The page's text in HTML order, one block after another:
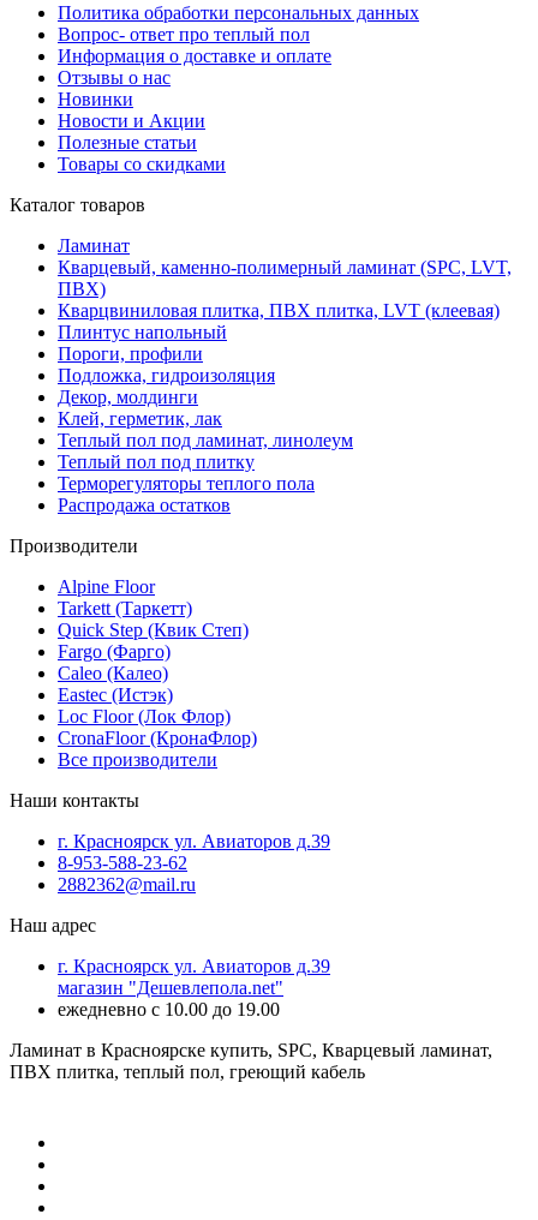
Политика обработки персональных данных
Вопрос- ответ про теплый пол
Информация о доставке и оплате
Отзывы о нас
Новинки
Новости и Акции
Полезные статьи
Товары со скидками
Каталог товаров
Ламинат
Кварцевый, каменно-полимерный ламинат (SPC, LVT,
ПВХ)
Кварцвиниловая плитка, ПВХ плитка, LVT (клеевая)
Плинтус напольный
Пороги, профили
Подложка, гидроизоляция
Декор, молдинги
Клей, герметик, лак
Теплый пол под ламинат, линолеум
Теплый пол под плитку
Терморегуляторы теплого пола
Распродажа остатков
Производители
Alpine Floor
Tarkett (Таркетт)
Quick Step (Квик Степ)
Fargo (Фарго)
Caleo (Калео)
Eastec (Истэк)
Loc Floor (Лок Флор)
CronaFloor (КронаФлор)
Все производители
Наши контакты
г. Красноярск ул. Авиаторов д.39
8-953-588-23-62
2882362@mail.ru
Наш адрес
г. Красноярск ул. Авиаторов д.39
магазин "Дешевлепола.net"
ежедневно с 10.00 до 19.00
Ламинат в Красноярске купить, SPC, Кварцевый ламинат,
ПВХ плитка, теплый пол, греющий кабель